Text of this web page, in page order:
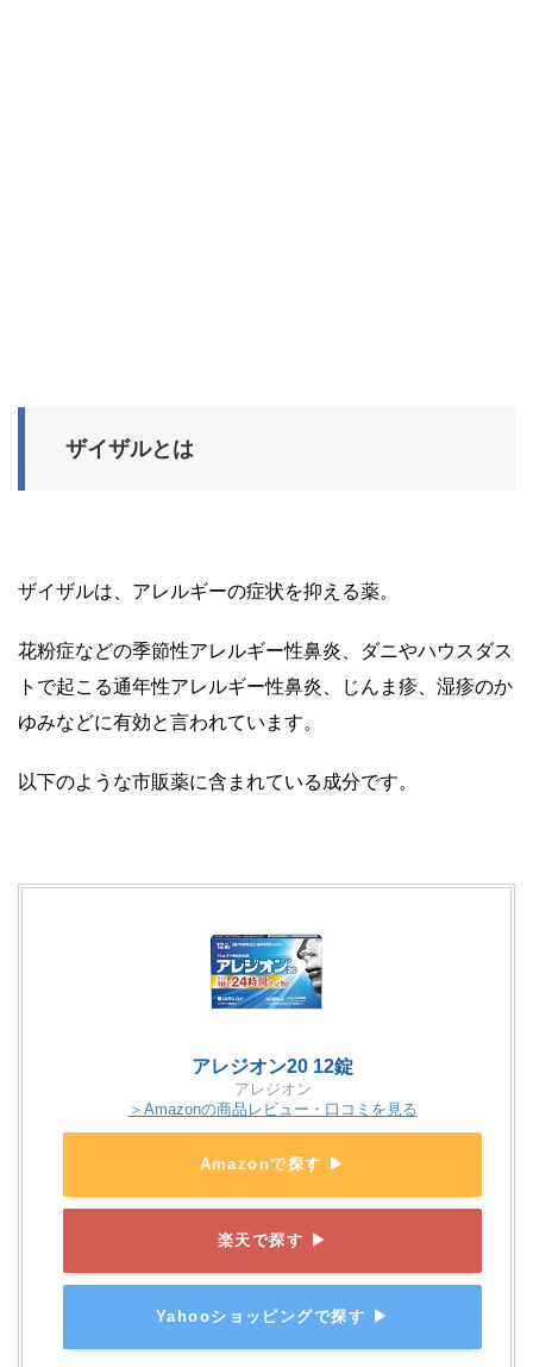
ザイザルとは
ザイザルは、アレルギーの症状を抑える薬。
花粉症などの季節性アレルギー性鼻炎、ダニやハウスダス
トで起こる通年性アレルギー性鼻炎、じんま疹、湿疹のか
ゆみなどに有効と言われています。
以下のような市販薬に含まれている成分です。
アレジオン20 12錠
アレジオン
＞Amazonの商品レビュー・口コミを見る
Amazonで探す ▶
楽天で探す ▶
Yahooショッピングで探す ▶